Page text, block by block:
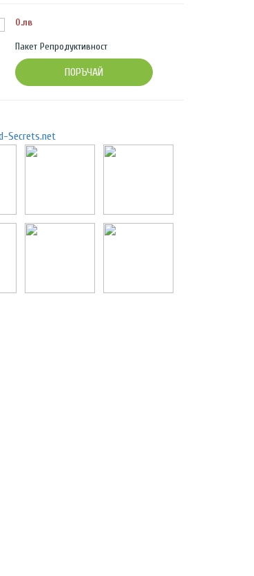
0.лв
Пакет Репродуктивност
ПОРЪЧАЙ
Secrets.net